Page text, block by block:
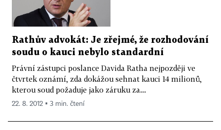
Rathův advokát: Je zřejmé, že rozhodování
soudu o kauci nebylo standardní
Právní zástupci poslance Davida Ratha nejpozději ve
čtvrtek oznámí, zda dokážou sehnat kauci 14 milionů,
kterou soud požaduje jako záruku za...
22. 8. 2012 ▪ 3 min. čtení